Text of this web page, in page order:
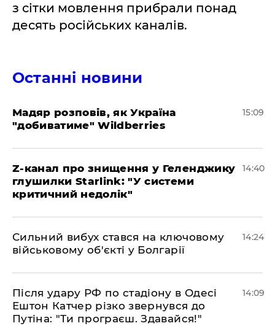
з сітки мовлення прибрали понад
десять російських каналів.
Останні новини
Мадяр розповів, як Україна
"добиватиме" Wildberries
15:09
Z-канал про знищення у Геленджику
глушилки Starlink: "У системи
критичний недолік"
14:40
Сильний вибух стався на ключовому
військовому об'єкті у Болгарії
14:24
Після удару РФ по стадіону в Одесі
Ештон Катчер різко звернувся до
Путіна: "Ти програєш. Здавайся!"
14:09